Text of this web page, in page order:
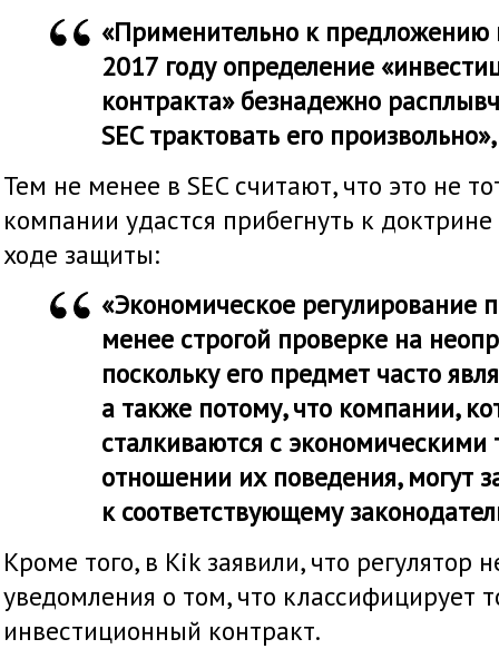
«Применительно к
2017 году определение
контракта» безнадежно
SEC трактовать его произвольно»,
Тем не менее в SEC считают, что это не
компании удастся прибегнуть к
ходе защиты:
«Экономическое регулирование
менее строгой проверке на
поскольку его предмет часто
а также потому, что компании,
сталкиваются с экономическими
отношении их поведения, могут
к соответствующему
Кроме того, в Kik заявили, что регулятор
уведомления о том, что классифицирует
инвестиционный контракт.